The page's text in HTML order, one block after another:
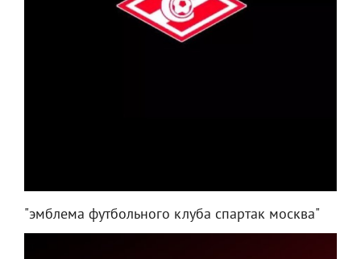
"эмблема футбольного клуба спартак москва"